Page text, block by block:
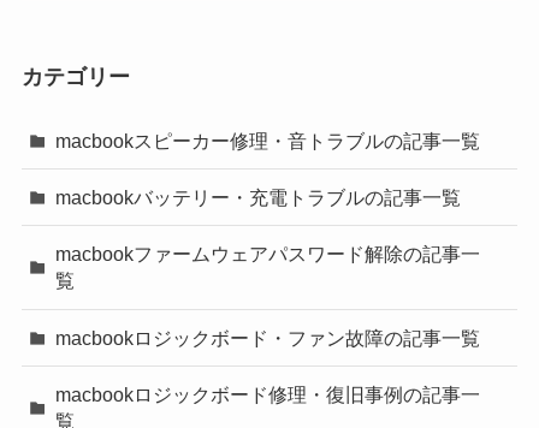
カテゴリー
macbookスピーカー修理・音トラブルの記事一覧
macbookバッテリー・充電トラブルの記事一覧
macbookファームウェアパスワード解除の記事一
覧
macbookロジックボード・ファン故障の記事一覧
macbookロジックボード修理・復旧事例の記事一
覧